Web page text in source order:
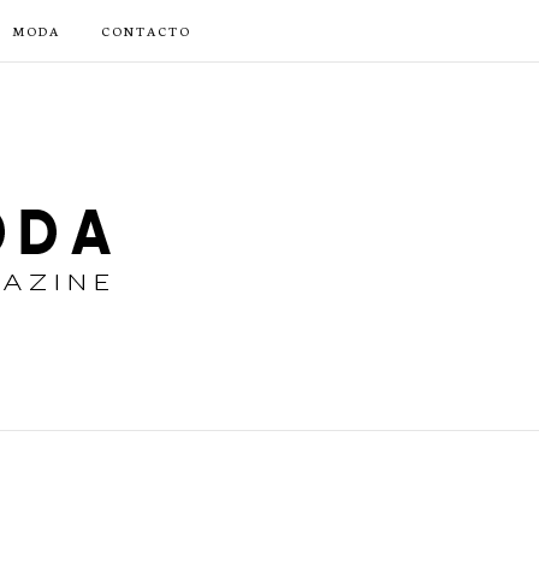
MODA CONTACTO